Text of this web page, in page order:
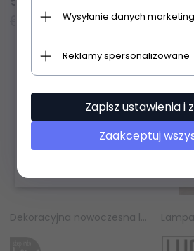
689,00 PLN
Dekoracyjna nowoczesna lampa wisząca ceramiczne listki dekoracyjna do salonu BOTANIKA XY080P-L1000 gold Step Into Design
Wysyłanie danych
Reklamy spersonalizowane
Zapisz ustawienia i
Zaakceptuj